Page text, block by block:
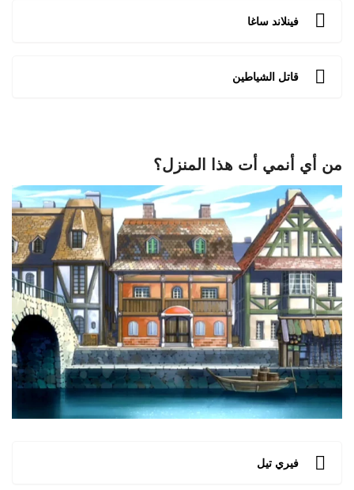
فينلاند ساغا
قاتل الشياطين
من أي أنمي أت هذا المنزل؟
فيري تيل